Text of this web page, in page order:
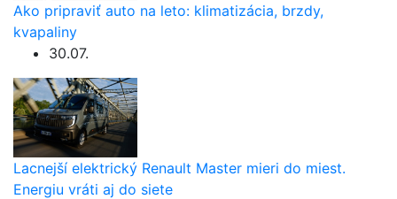
Ako pripraviť auto na leto: klimatizácia, brzdy,
kvapaliny
30.07.
Lacnejší elektrický Renault Master mieri do miest.
Energiu vráti aj do siete